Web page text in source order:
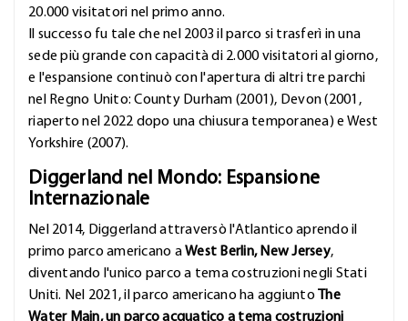
20.000 visitatori nel primo anno.
Il successo fu tale che nel 2003 il parco si trasferì in una
sede più grande con capacità di 2.000 visitatori al giorno,
e l'espansione continuò con l'apertura di altri tre parchi
nel Regno Unito: County Durham (2001), Devon (2001,
riaperto nel 2022 dopo una chiusura temporanea) e West
Yorkshire (2007).
Diggerland nel Mondo: Espansione
Internazionale
Nel 2014, Diggerland attraversò l'Atlantico aprendo il
primo parco americano aWest Berlin, New Jersey,
diventando l'unico parco a tema costruzioni negli Stati
Uniti. Nel 2021, il parco americano ha aggiunto
The
Water Main, un parco acquatico a tema costruzioni